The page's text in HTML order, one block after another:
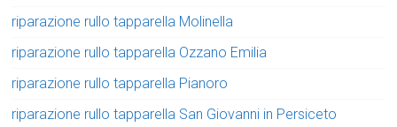
riparazione rullo tapparella Molinella
riparazione rullo tapparella Ozzano Emilia
riparazione rullo tapparella Pianoro
riparazione rullo tapparella San Giovanni in Persiceto